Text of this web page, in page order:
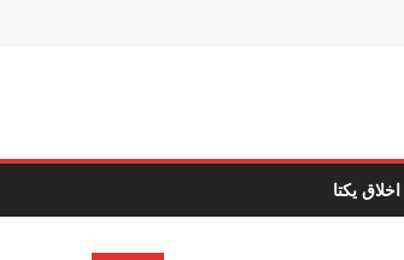
اخلاق یکتا